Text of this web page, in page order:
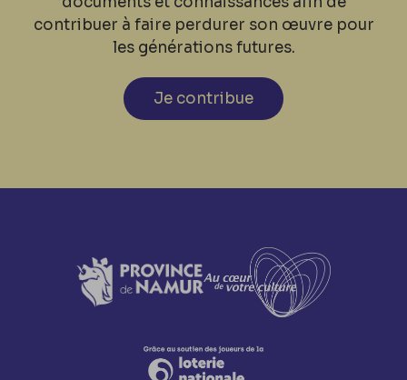
contribuer à faire perdurer son œuvre pour
les générations futures.
Je contribue